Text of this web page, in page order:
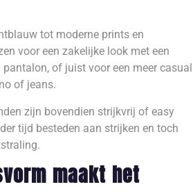
tot moderne prints en
voor een zakelijke look met een
pantalon, of juist voor een meer casual
of jeans.
zijn bovendien strijkvrij of easy
tijd besteden aan strijken en toch
maakt het